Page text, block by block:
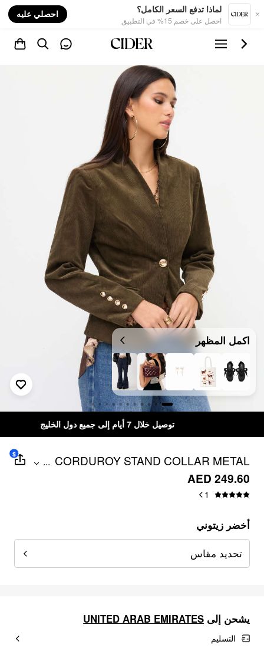
لماذا تدفع السعر الكامل؟
احصل على خصم 15% في التطبيق
احصلي عليه
اكمل المظهر
توصيل خلال 7 أيام إلى جميع دول الخليج
CORDUROY STAND COLLAR METAL
BUTTON BLAZER
...
AED 249.60
1
$
أخضر زيتوني
تحديد مقاس
يشحن إلى UNITED ARAB EMIRATES
التسليم